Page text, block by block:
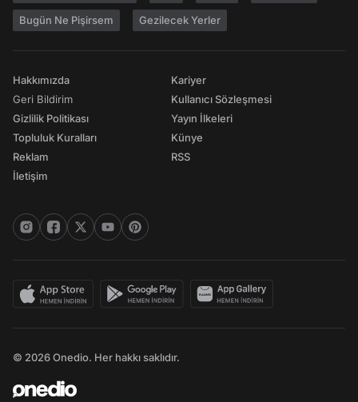
Bugün Ne Pişirsem Gezilecek Yerler
Hakkımızda
Geri Bildirim
Gizlilik Politikası
Topluluk Kuralları
Reklam
İletişim
Kariyer
Kullanıcı Sözleşmesi
Yayın İlkeleri
Künye
RSS
© 2026 Onedio. Her hakkı saklıdır.